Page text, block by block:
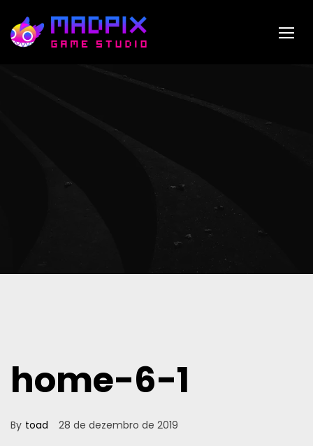
home-6-1
By toad 28 de dezembro de 2019